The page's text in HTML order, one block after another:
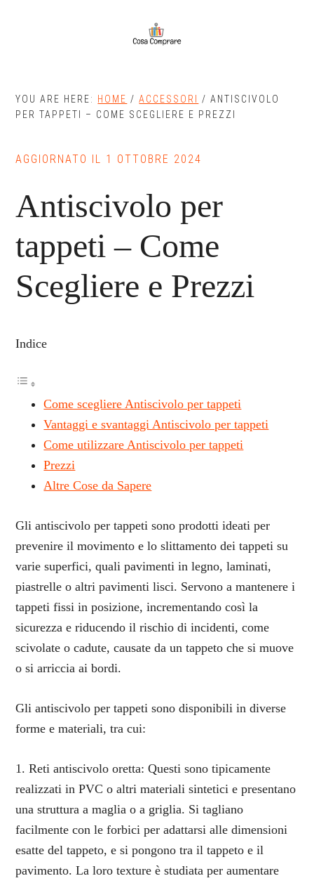
YOU ARE HERE: HOME / ACCESSORI / ANTISCIVOLO
PER TAPPETI – COME SCEGLIERE E PREZZI
AGGIORNATO IL 1 OTTOBRE 2024
Antiscivolo per
tappeti – Come
Scegliere e Prezzi
Indice
Come scegliere Antiscivolo per tappeti
Vantaggi e svantaggi Antiscivolo per tappeti
Come utilizzare Antiscivolo per tappeti
Prezzi
Altre Cose da Sapere
Gli antiscivolo per tappeti sono prodotti ideati per
prevenire il movimento e lo slittamento dei tappeti su
varie superfici, quali pavimenti in legno, laminati,
piastrelle o altri pavimenti lisci. Servono a mantenere i
tappeti fissi in posizione, incrementando così la
sicurezza e riducendo il rischio di incidenti, come
scivolate o cadute, causate da un tappeto che si muove
o si arriccia ai bordi.
Gli antiscivolo per tappeti sono disponibili in diverse
forme e materiali, tra cui:
1. Reti antiscivolo oretta: Questi sono tipicamente
realizzati in PVC o altri materiali sintetici e presentano
una struttura a maglia o a griglia. Si tagliano
facilmente con le forbici per adattarsi alle dimensioni
esatte del tappeto, e si pongono tra il tappeto e il
pavimento. La loro texture è studiata per aumentare